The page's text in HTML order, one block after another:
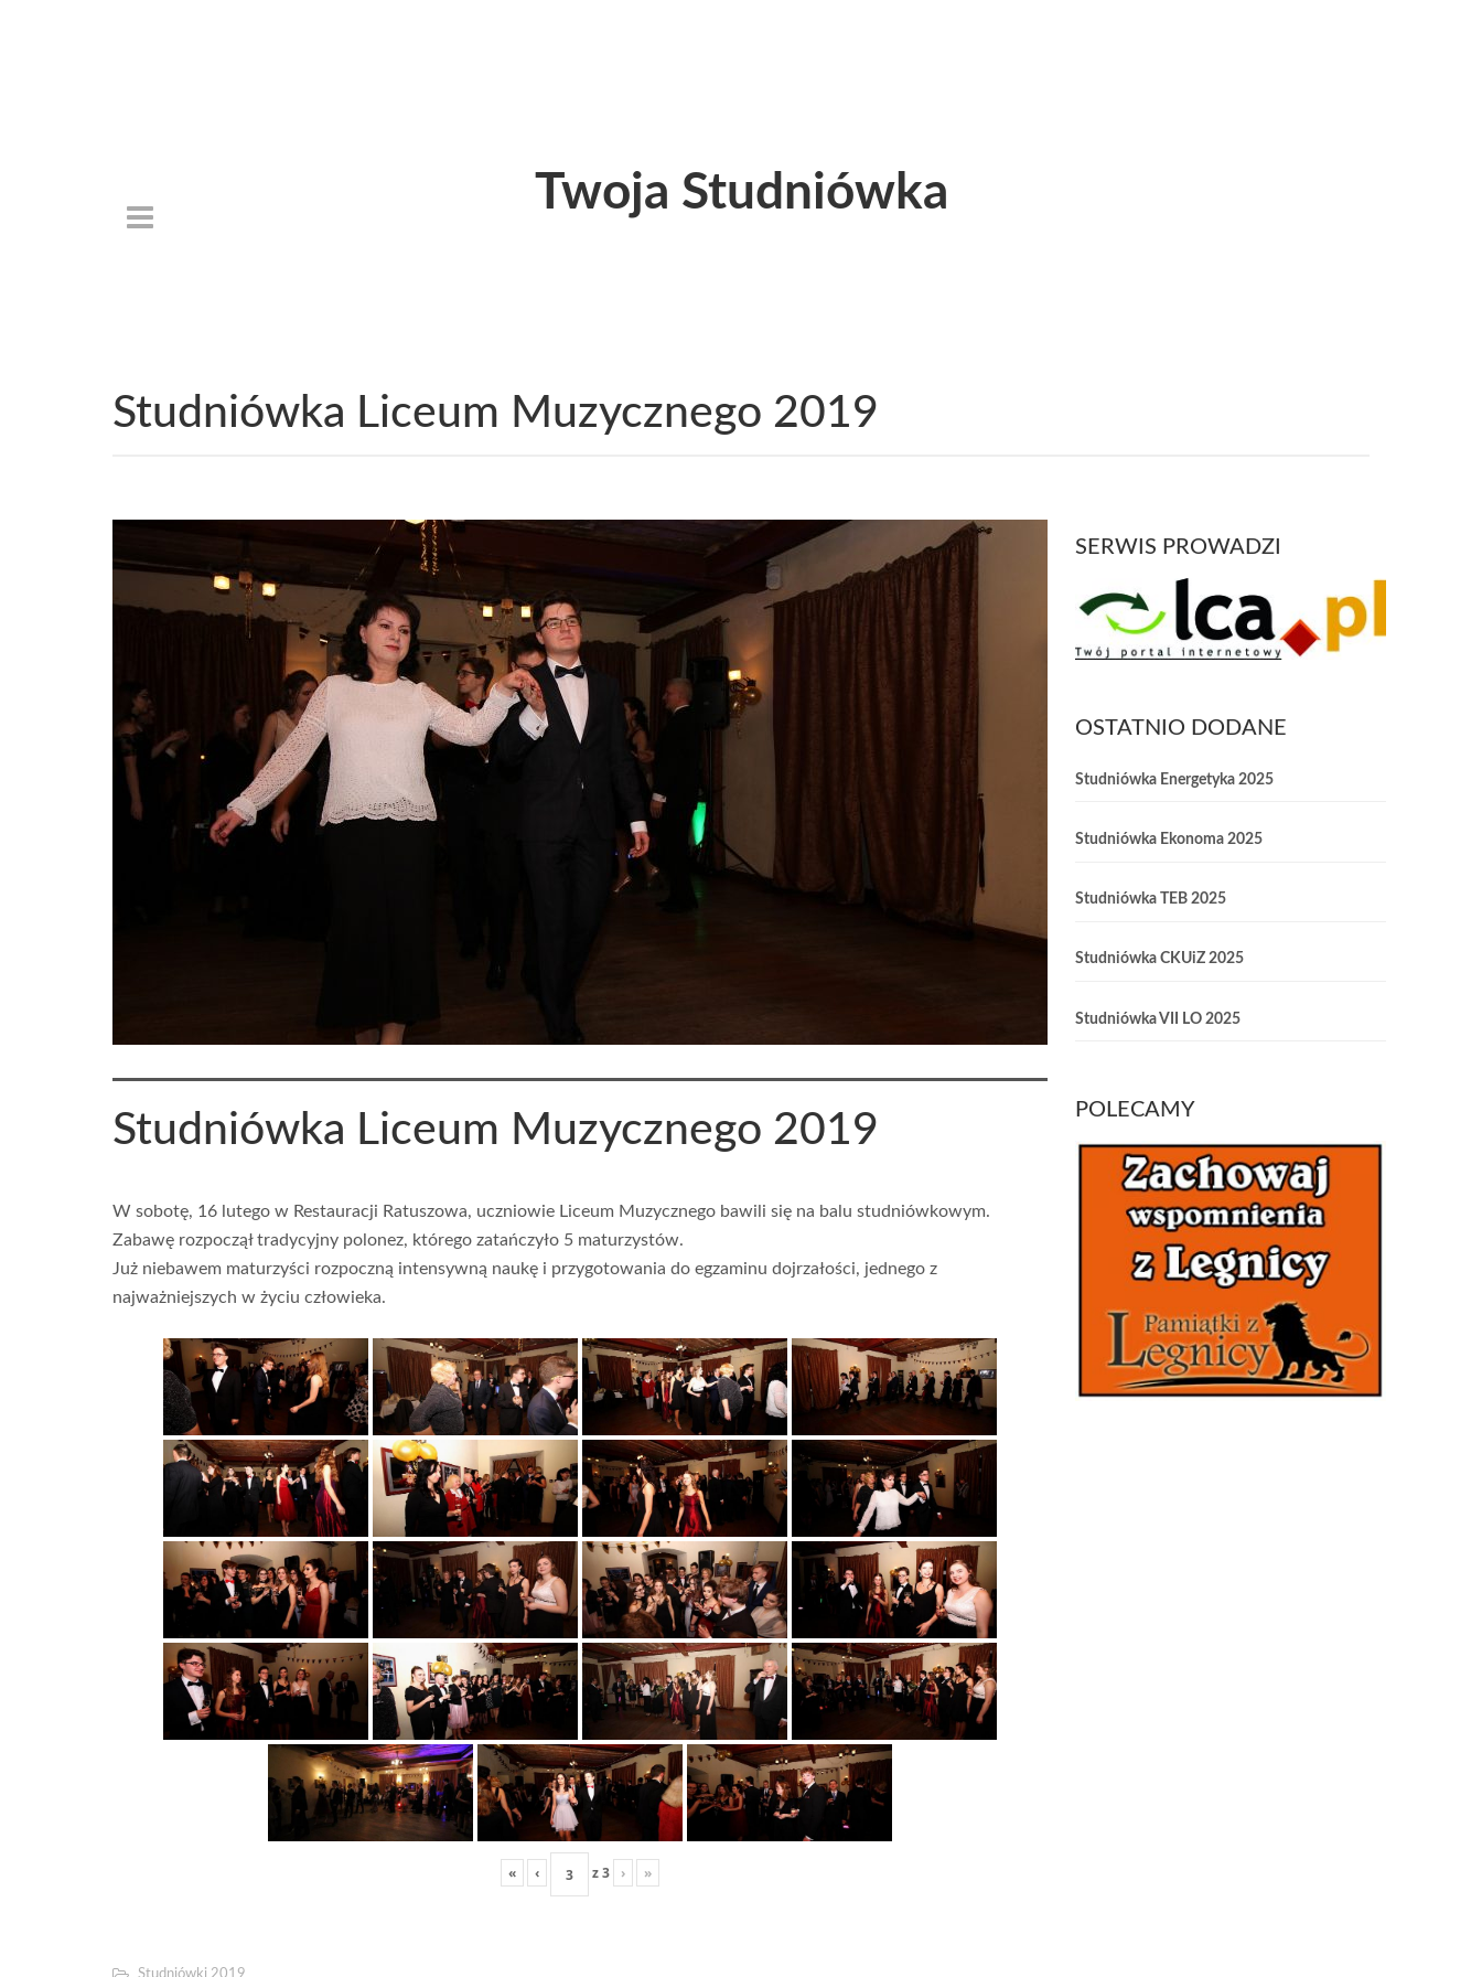
Twoja Studniówka
Studniówka Liceum Muzycznego 2019
Studniówka Liceum Muzycznego 2019
W sobotę, 16 lutego w Restauracji Ratuszowa, uczniowie Liceum Muzycznego bawili się na balu studniówkowym.
Zabawę rozpoczął tradycyjny polonez, którego zatańczyło 5 maturzystów.
Już niebawem maturzyści rozpoczną intensywną naukę i przygotowania do egzaminu dojrzałości, jednego z
najważniejszych w życiu człowieka.
« ‹ z3 › »
SERWIS PROWADZI
OSTATNIO DODANE
Studniówka Energetyka 2025
Studniówka Ekonoma 2025
Studniówka TEB 2025
Studniówka CKUiZ 2025
Studniówka VII LO 2025
POLECAMY